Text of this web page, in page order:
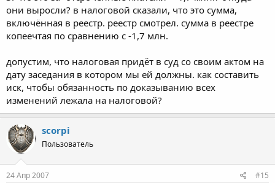
они выросли? в налоговой сказали, что это сумма,
включённая в реестр. реестр смотрел. сумма в реестре
копеечтая по сравнению с -1,7 млн.
допустим, что налоговая придёт в суд со своим актом на
дату заседания в котором мы ей должны. как составить
иск, чтобы обязанность по доказыванию всех
изменений лежала на налоговой?
scorpi
Пользователь
24 Апр 2007 #15